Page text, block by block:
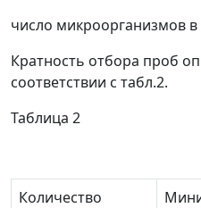
число микроорганизмов в
Кратность отбора проб
соответствии с табл.2.
Таблица 2
Количество